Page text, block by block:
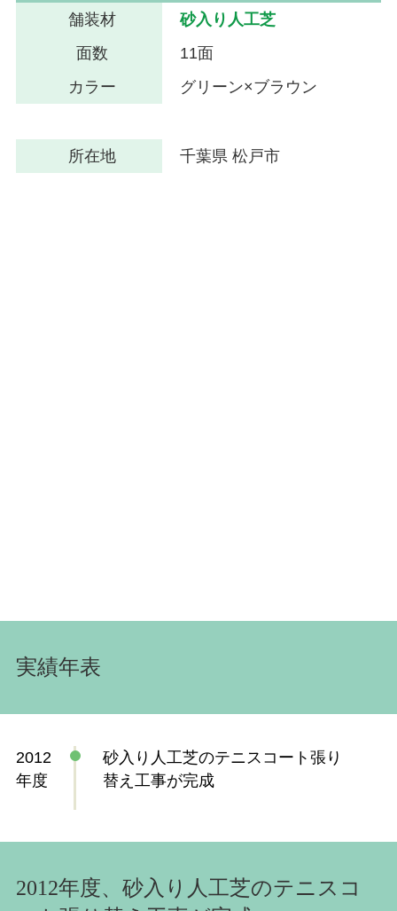
舗装材
砂入り人工芝
面数
11面
カラー
グリーン×ブラウン
所在地 千葉県 松戸市
実績年表
2012
年度
砂入り人工芝のテニスコート張り
替え工事が完成
2012年度、砂入り人工芝のテニスコ